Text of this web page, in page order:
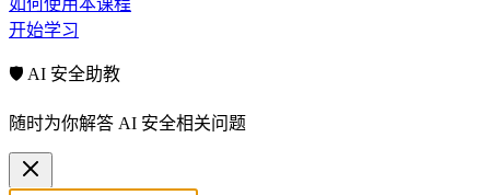
如何使用本课程
开始学习
🛡️ AI 安全助教
随时为你解答 AI 安全相关问题